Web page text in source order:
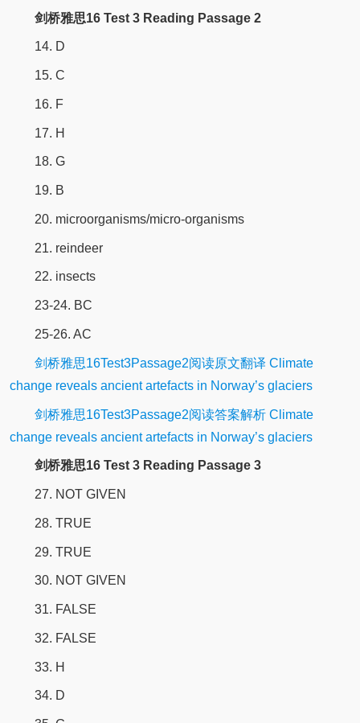
剑桥雅思16 Test 3 Reading Passage 2
14. D
15. C
16. F
17. H
18. G
19. B
20. microorganisms/micro-organisms
21. reindeer
22. insects
23-24. BC
25-26. AC
剑桥雅思16Test3Passage2阅读原文翻译 Climate
change reveals ancient artefacts in Norway’s glaciers
剑桥雅思16Test3Passage2阅读答案解析 Climate
change reveals ancient artefacts in Norway’s glaciers
剑桥雅思16 Test 3 Reading Passage 3
27. NOT GIVEN
28. TRUE
29. TRUE
30. NOT GIVEN
31. FALSE
32. FALSE
33. H
34. D